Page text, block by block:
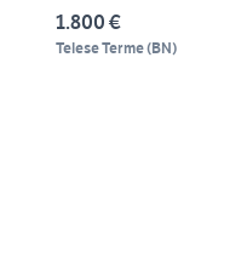
1.800 €
Telese Terme(BN)